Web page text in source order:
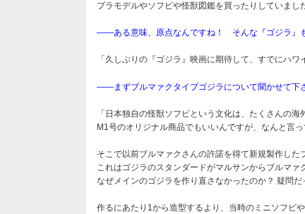
プラモデルやソフビや怪獣図鑑を買ったりしていま
――ある意味、原点なんですね！ そんな『ゴジラ』
「久しぶりの『ゴジラ』映画に期待して、すでにハ
――まずブルマァクタイプゴジラについて聞かせて下
「日本独自の怪獣ソフビという文化は、たくさんの
M1号のオリジナル商品でもいいんですが、なんと言
そこで以前ブルマァクさんの許諾を得て新規製作した
これはゴジラのスタンダードがマルサンからブルマ
なぜメインのゴジラを作り直さなかったのか？ 疑問
作るにあたり1から造型するより、当時のミニソフビ